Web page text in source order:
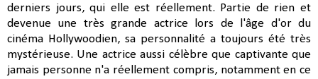
derniers jours, qui elle est réellement. Partie de rien et
devenue une très grande actrice lors de l'âge d'or du
cinéma Hollywoodien, sa personnalité a toujours été très
mystérieuse. Une actrice aussi célèbre que captivante que
jamais personne n'a réellement compris, notamment en ce